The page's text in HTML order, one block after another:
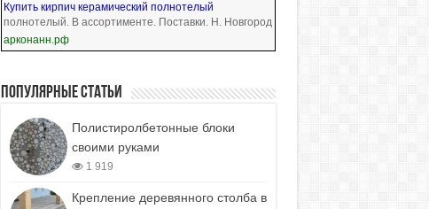
Купить кирпич керамический полнотелый
полнотелый. В ассортименте. Поставки. Н. Новгород
арконанн.рф
Популярные статьи
Полистиролбетонные блоки
своими руками
1 919
Крепление деревянного столба в